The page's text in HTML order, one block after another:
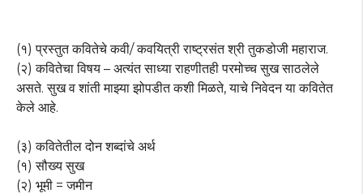
(१) प्रस्तुत कवितेचे कवी/ कवयित्री राष्ट्रसंत श्री तुकडोजी महाराज.
(२) कवितेचा विषय – अत्यंत साध्या राहणीतही परमोच्च सुख साठलेले
असते. सुख व शांती माझ्या झोपडीत कशी मिळते, याचे निवेदन या कवितेत
केले आहे.
(३) कवितेतील दोन शब्दांचे अर्थ
(१) सौख्य सुख
(२) भूमी = जमीन